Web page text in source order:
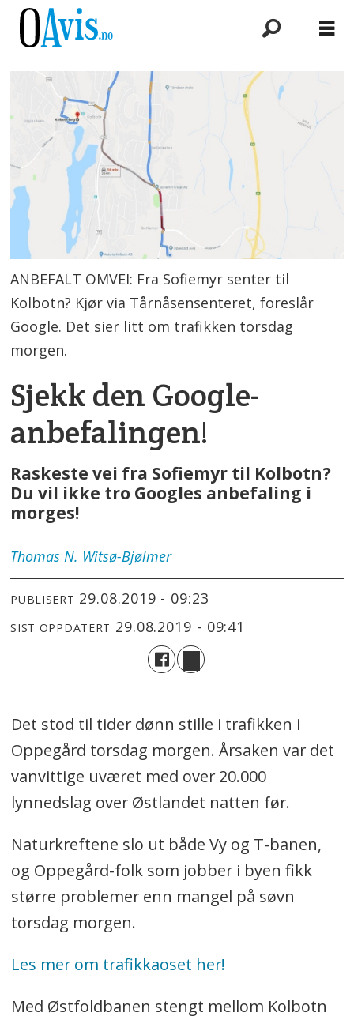
ANBEFALT OMVEI: Fra Sofiemyr senter til
Kolbotn? Kjør via Tårnåsensenteret, foreslår
Google. Det sier litt om trafikken torsdag
morgen.
Sjekk den Google-
anbefalingen!
Raskeste vei fra Sofiemyr til Kolbotn?
Du vil ikke tro Googles anbefaling i
morges!
Thomas N. Witsø-Bjølmer
PUBLISERT 29.08.2019 - 09:23
SIST OPPDATERT 29.08.2019 - 09:41
Det stod til tider dønn stille i trafikken i
Oppegård torsdag morgen. Årsaken var det
vanvittige uværet med over 20.000
lynnedslag over Østlandet natten før.
Naturkreftene slo ut både Vy og T-banen,
og Oppegård-folk som jobber i byen fikk
større problemer enn mangel på søvn
torsdag morgen.
Les mer om trafikkaoset her!
Med Østfoldbanen stengt mellom Kolbotn